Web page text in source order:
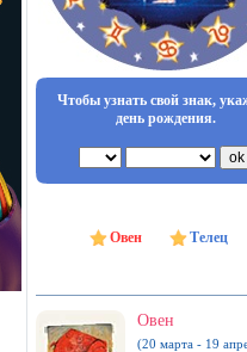
Чтобы узнать свой знак,
день рождения.
Овен Телец
Овен
(20 марта - 19